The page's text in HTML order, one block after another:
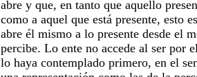
abre y que, en tanto que aquello
como a aquel que está presente, esto
abre él mismo a lo presente desde el
percibe. Lo ente no accede al ser por
lo haya contemplado primero, en el